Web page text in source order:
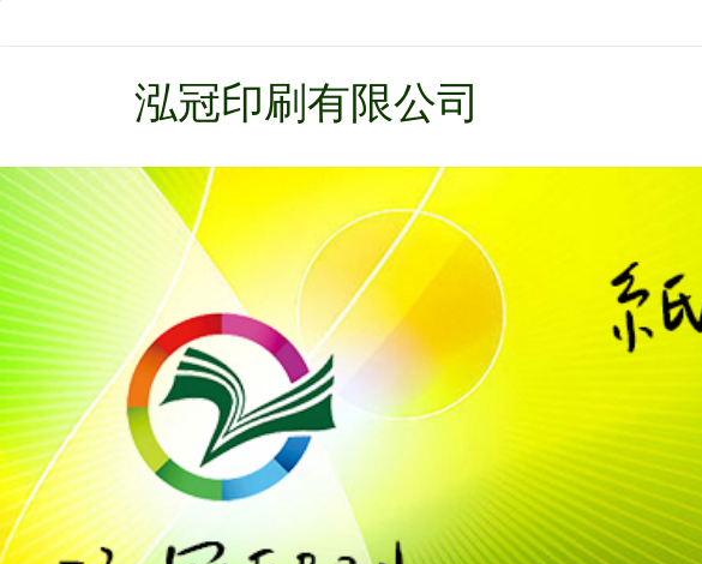
泓冠印刷有限公司